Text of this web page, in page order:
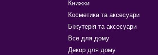
Книжки
Косметика та аксесуари
Біжутерія та аксесуари
Все для дому
Декор для дому